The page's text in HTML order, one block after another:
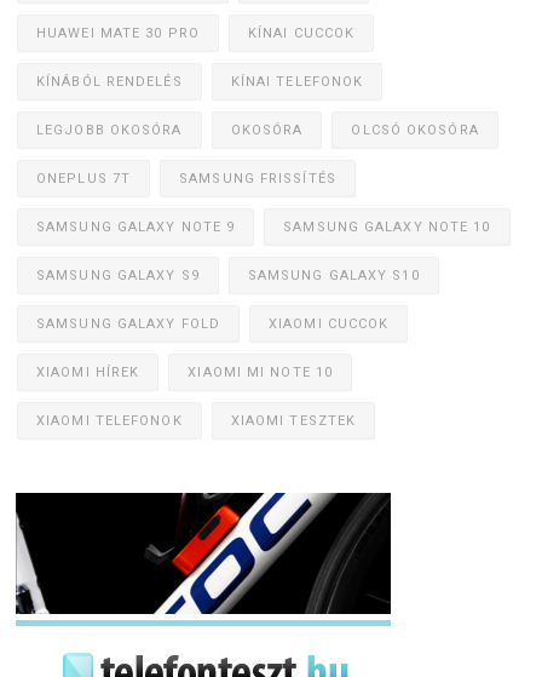
HUAWEI MATE 30 PRO KÍNAI CUCCOK
KÍNÁBÓL RENDELÉS KÍNAI TELEFONOK
LEGJOBB OKOSÓRA OKOSÓRA OLCSÓ OKOSÓRA
ONEPLUS 7T SAMSUNG FRISSÍTÉS
SAMSUNG GALAXY NOTE 9 SAMSUNG GALAXY NOTE 10
SAMSUNG GALAXY S9 SAMSUNG GALAXY S10
SAMSUNG GALAXY FOLD XIAOMI CUCCOK
XIAOMI HÍREK XIAOMI MI NOTE 10
XIAOMI TELEFONOK XIAOMI TESZTEK